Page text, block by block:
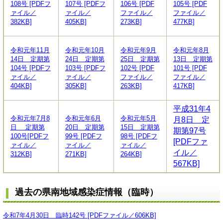
108号 [PDFフ
ァイル／
382KB]
107号 [PDFフ
ァイル／
405KB]
106号 [PDF
ファイル／
273KB]
105号 [PDF
ファイル／
477KB]
令和元年11月
14日 定期第
104号 [PDFフ
ァイル／
404KB]
令和元年10月
24日 定期第
103号 [PDFフ
ァイル／
305KB]
令和元年9月
25日 定期第
102号 [PDF
ファイル／
263KB]
令和元年8月
13日 定期第
101号 [PDF
ファイル／
417KB]
令和元年7月8
日 定期第
100号[PDFフ
ァイル／
312KB]
令和元年6月
20日 定期第
99号 [PDFフ
ァイル／
271KB]
令和元年5月
15日 定期第
98号 [PDFフ
ァイル／
264KB]
平成31年4
月8日 定
期第97号
[PDFファ
イル／
567KB]
過去の県南地域感染症情報（臨時）
令和7年4月30日 臨時142号 [PDFファイル／606KB]